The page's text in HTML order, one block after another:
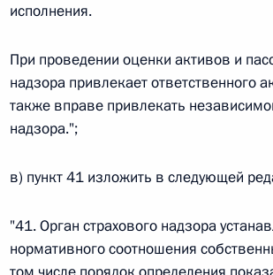
Федеральный закон от
О внесении изменений в Кодекс
Федерального закона «Об обеспечении
26 июля 2026 года
Федеральный закон от
О внесении изменений в Кодекс
исполнения.
При проведении оценки активов и
надзора привлекает ответственного
также вправе привлекать
надзора.";
в) пункт 41 изложить в следующей
"41. Орган страхового надзора
нормативного соотношения